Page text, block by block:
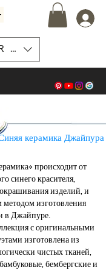
(₹)
керамика Джайпура
происходит от
синего красителя,
изделий, и
методом изготовления
в Джайпуре.
с оригинальными
изготовлена из
чистых тканей,
бембергские и